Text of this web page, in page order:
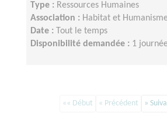
Type : Ressources Humaines
Association : Habitat et
Date :
Tout le temps
Disponibilité demandée : 1
«« Début « Précédent »